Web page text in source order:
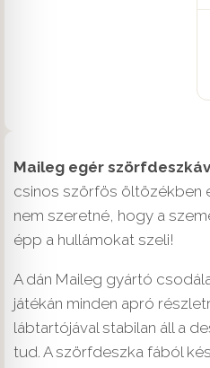
Maileg egér
csinos szörfös öltözékben
nem szeretné, hogy a
épp a hullámokat szeli!
A dán Maileg gyártó
játékán minden apró
lábtartójával stabilan áll a
tud. A szörfdeszka fából